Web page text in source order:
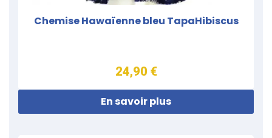
Chemise Hawaïenne bleu TapaHibiscus
24,90 €
En savoir plus